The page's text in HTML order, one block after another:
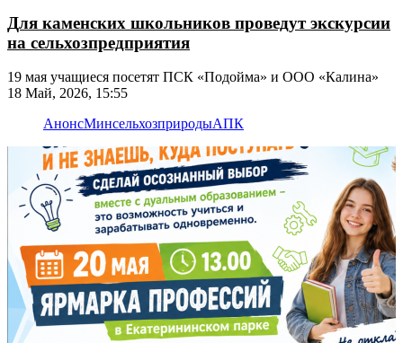
Для каменских школьников проведут экскурсии
на сельхозпредприятия
19 мая учащиеся посетят ПСК «Подойма» и ООО «Калина»
18 Май, 2026, 15:55
АнонсМинсельхозприродыАПК